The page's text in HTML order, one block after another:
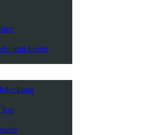
und Leiter